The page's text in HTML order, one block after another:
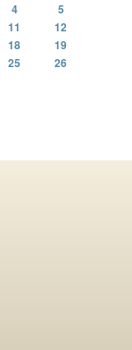
4
5
11 12
18 19
25
26